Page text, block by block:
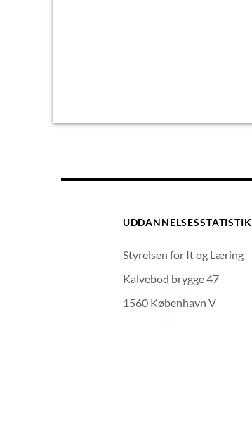
UDDANNELSESSTATISTIK
Styrelsen for It og Læring
Kalvebod brygge 47
1560 København V